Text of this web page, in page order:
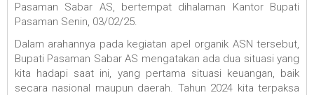
Pasaman Sabar AS, bertempat dihalaman Kantor Bupati
Pasaman Senin, 03/02/25.
Dalam arahannya pada kegiatan apel organik ASN tersebut,
Bupati Pasaman Sabar AS mengatakan ada dua situasi yang
kita hadapi saat ini, yang pertama situasi keuangan, baik
secara nasional maupun daerah. Tahun 2024 kita terpaksa